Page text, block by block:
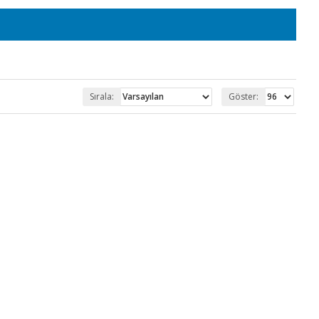
Sırala: Göster: